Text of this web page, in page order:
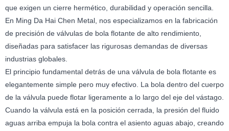
que exigen un cierre hermético, durabilidad y operación sencilla.
En Ming Da Hai Chen Metal, nos especializamos en la fabricación
de precisión de válvulas de bola flotante de alto rendimiento,
diseñadas para satisfacer las rigurosas demandas de diversas
industrias globales.
El principio fundamental detrás de una válvula de bola flotante es
elegantemente simple pero muy efectivo. La bola dentro del cuerpo
de la válvula puede flotar ligeramente a lo largo del eje del vástago.
Cuando la válvula está en la posición cerrada, la presión del fluido
aguas arriba empuja la bola contra el asiento aguas abajo, creando